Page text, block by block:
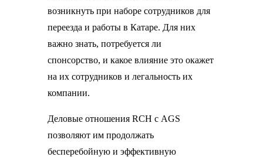
возникнуть при наборе сотрудников для
переезда и работы в Катаре. Для них
важно знать, потребуется ли
спонсорство, и какое влияние это окажет
на их сотрудников и легальность их
компании.
Деловые отношения RCH с AGS
позволяют им продолжать
бесперебойную и эффективную